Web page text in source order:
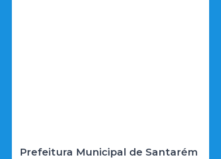
Prefeitura Municipal de Santarém